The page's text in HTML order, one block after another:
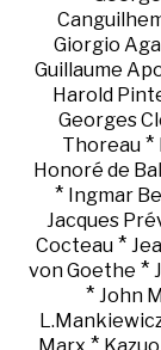
Giorgio
Guillaume
Harold
Georges
Thoreau *
Honoré de
* Ingmar
Jacques
Cocteau *
von Goethe *
* John